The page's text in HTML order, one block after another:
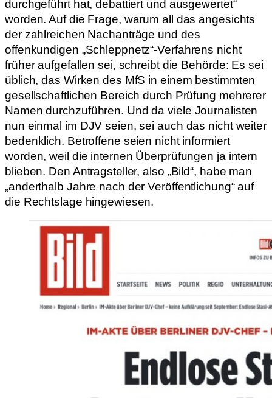
durchgeführt hat, debattiert und ausgewertet“
worden. Auf die Frage, warum all das angesichts
der zahlreichen Nachanträge und des
offenkundigen „Schleppnetz“-Verfahrens nicht
früher aufgefallen sei, schreibt die Behörde: Es sei
üblich, das Wirken des MfS in einem bestimmten
gesellschaftlichen Bereich durch Prüfung mehrerer
Namen durchzuführen. Und da viele Journalisten
nun einmal im DJV seien, sei auch das nicht weiter
bedenklich. Betroffene seien nicht informiert
worden, weil die internen Überprüfungen ja intern
blieben. Den Antragsteller, also „Bild“, habe man
„anderthalb Jahre nach der Veröffentlichung“ auf
die Rechtslage hingewiesen.